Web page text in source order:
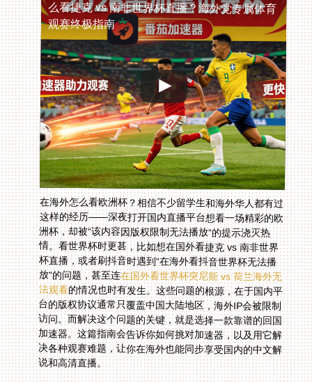
观赛终极指南
在海外怎么看欧洲杯？相信不少留学生和海外华人都有过
这样的经历——深夜打开国内直播平台想看一场精彩的欧
洲杯，却被“该内容因版权限制无法播放”的提示浇灭热
情。看世界杯时更甚，比如想在国外看捷克 vs 南非世界
杯直播，或者刷抖音时遇到“在海外看抖音世界杯无法播
放”的问题，甚至连在国外看世界杯突尼斯 vs 荷兰海外无
法观看的情况也时有发生。这些问题的根源，在于国内平
台的版权协议通常只覆盖中国大陆地区，海外IP会被限制
访问。而解决这个问题的关键，就是选择一款靠谱的回国
加速器。这篇指南会告诉你如何挑对加速器，以及用它解
决各种观赛难题，让你在海外也能同步享受国内的中文解
说和高清直播。